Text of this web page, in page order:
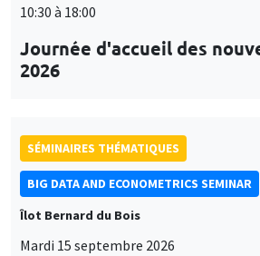
10:30 à 18:00
Journée d'accueil des
2026
SÉMINAIRES THÉMATIQUES
BIG DATA AND ECONOMETRICS SEMINAR
Îlot Bernard du Bois
Mardi 15 septembre 2026